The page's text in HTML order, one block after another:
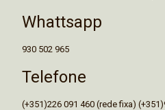
Whattsapp
930 502 965
Telefone
(+351)226 091 460 (rede fixa)